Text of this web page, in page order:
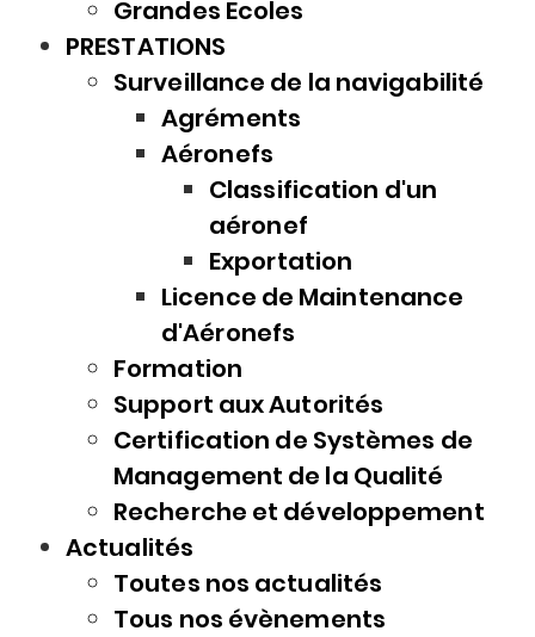
Grandes Ecoles
PRESTATIONS
Surveillance de la navigabilité
Agréments
Aéronefs
Classification d'un
aéronef
Exportation
Licence de Maintenance
d'Aéronefs
Formation
Support aux Autorités
Certification de Systèmes de
Management de la Qualité
Recherche et développement
Actualités
Toutes nos actualités
Tous nos évènements